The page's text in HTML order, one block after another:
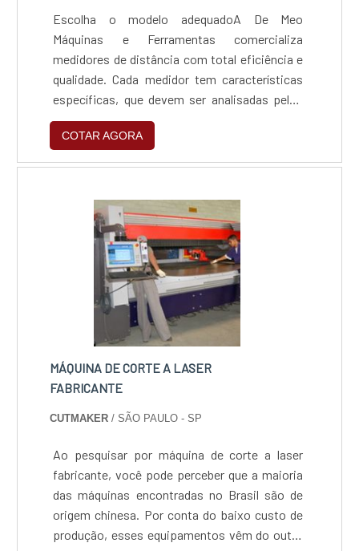
Escolha o modelo adequadoA De Meo
Máquinas e Ferramentas comercializa
medidores de distância com total eficiência e
qualidade. Cada medidor tem características
específicas, que devem ser analisadas pelos
clientes (se necessário, com o auxílio de um
vendedor De Meo) antes da aquisição. Essa
análise ajuda a saber o qual é o modelo ideal
economia, se usado de modo correto, além de
ser indispensável para dive....
COTAR AGORA
MÁQUINA DE CORTE A LASER
FABRICANTE
CUTMAKER / SÃO PAULO - SP
Ao pesquisar por máquina de corte a laser
fabricante, você pode perceber que a maioria
das máquinas encontradas no Brasil são de
origem chinesa. Por conta do baixo custo de
produção, esses equipamentos vêm do outro